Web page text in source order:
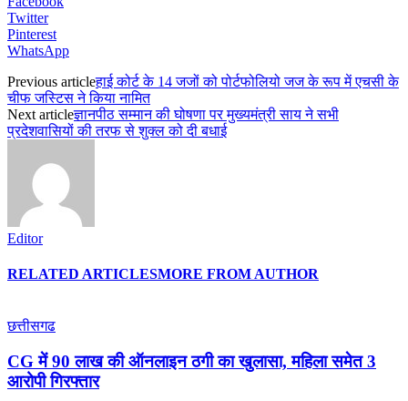
Twitter
Pinterest
WhatsApp
Previous articleहाई कोर्ट के 14 जजों को पोर्टफोलियो जज के रूप में एचसी के
चीफ जस्टिस ने किया नामित
Next articleज्ञानपीठ सम्मान की घोषणा पर मुख्यमंत्री साय ने सभी
प्रदेशवासियों की तरफ से शुक्ल को दी बधाई
Editor
RELATED ARTICLESMORE FROM AUTHOR
छत्तीसगढ
CG में 90 लाख की ऑनलाइन ठगी का खुलासा, महिला समेत 3
आरोपी गिरफ्तार